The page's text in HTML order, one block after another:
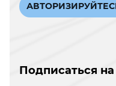
Подписаться на